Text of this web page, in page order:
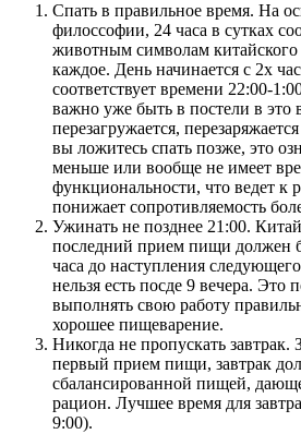
Спать в правильное время. На
филоссофии, 24 часа в сутках
животным символам китайского
каждое. День начинается с 2х
соответствует времени 22:00-
важно уже быть в постели в это
перезагружается,
вы ложитесь спать позже, это
меньше или вообще не имеет
функциональности, что ведет к
понижает сопротивляемость
Ужинать не позднее 21:00.
последний прием пищи должен
часа до наступления
нельзя есть посде 9 вечера. Это
выполнять свою работу
хорошее пищеварение.
Никогда не пропускать завтрак.
первый прием пищи, завтрак
сбалансированной пищей,
рацион. Лучшее время для
9:00).